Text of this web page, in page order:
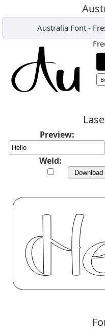
Australia Font -
Preview:
Weld: